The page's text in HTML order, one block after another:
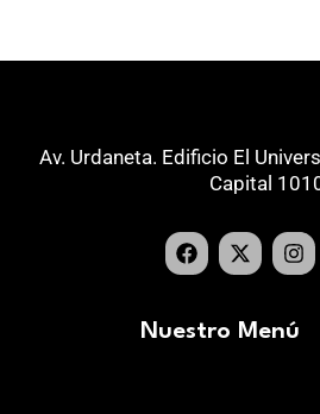
Av. Urdaneta. Edificio El
Capital
Nuestro Menú